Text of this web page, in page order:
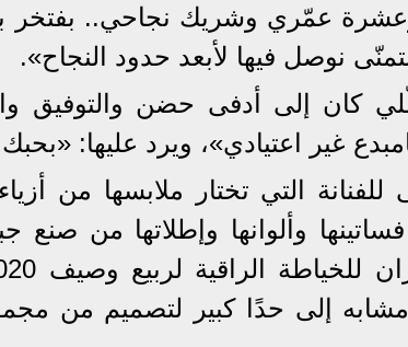
وعشرة عمّري وشريك نجاحي..
نوصل فيها لأبعد حدود النجاح».
كان إلى أدفى حضن والتوفيق
غير اعتيادي»، ويرد عليها: «بحبك
التي تختار ملابسها من
وألوانها وإطلاتها من